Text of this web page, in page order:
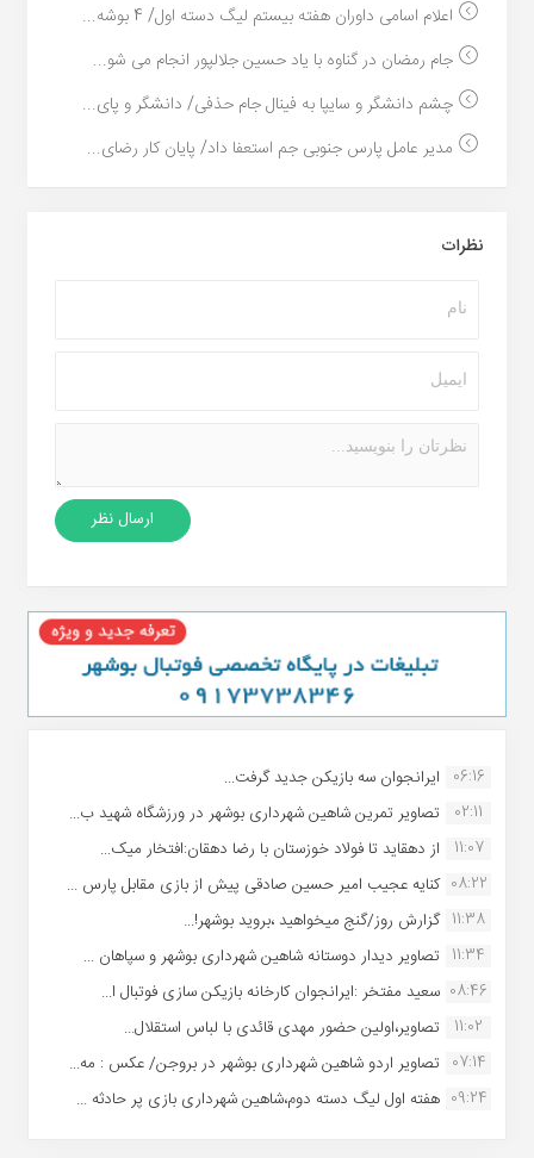
اعلام اسامی داوران هفته بیستم لیگ دسته اول/ 4 بوشه...
جام رمضان در گناوه با یاد حسین جلالپور انجام می شو...
چشم دانشگر و سایپا به فینال جام حذفی/ دانشگر و پای...
مدیر عامل پارس جنوبی جم استعفا داد/ پایان کار رضای...
نظرات
06:16 ایرانجوان سه بازیکن جدید گرفت...
02:11
تصاویر تمرین شاهین شهردارى بوشهر در ورزشگاه شهید ب...
11:07
از دهقاید تا فولاد خوزستان با رضا دهقان:افتخار میک...
08:22 کنایه عجیب امیر حسین صادقی پیش از بازی مقابل پارس ...
11:38 گزارش روز/گنج میخواهید ،بروید بوشهر!...
11:34 تصاویر دیدار دوستانه شاهین شهردارى بوشهر و سپاهان ...
08:46 سعید مفتخر :ایرانجوان کارخانه بازیکن سازی فوتبال ا...
11:02
تصاویر،اولین حضور مهدی قائدی با لباس استقلال...
07:14 تصاویر اردو شاهین شهرداری بوشهر در بروجن/ عکس : مه...
09:24 هفته اول لیگ دسته دوم،شاهین شهرداری بازی پر حادثه ...